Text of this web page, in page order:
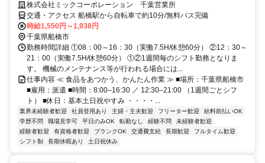
株式会社ミックコーポレーション 千葉営業所
交通・アクセス 船橋駅から自転車で約10分/無料バス完備
時給1,550円～1,938円
千葉県船橋市
勤務時間詳細 ①08：00～16：30（実働7.5H/休憩60分） ②12：30～
21：00（実働7.5H/休憩60分） ①②1週間毎のシフト勤務となりま
す。 機械のメンテナンス等が行われる場合には...
仕事内容 ≪ 食品をあつかう、かんたん作業 ≫ ■場所：千葉県船橋市
■雇用：派遣 ■時間：8:00–16:30 ／ 12:30–21:00 （1週間ごとシフ
ト） ■休日：基本土日祝やすみ ・・・・...
業界未経験者歓迎 社員登用あり 主婦・主夫歓迎 フリーター歓迎
給料前払いOK
学歴不問
職場見学可 平日のみOK 転勤なし 経験不問
未経験者歓迎
経験者歓迎
有資格者歓迎 ブランクOK 交通費支給 長期歓迎
フルタイム歓迎
シフト制
長期休暇あり 土日祝休み